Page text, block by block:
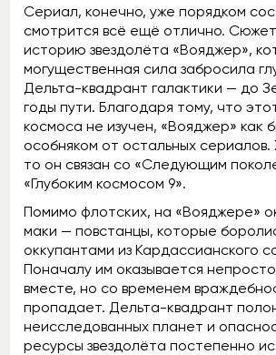
Сериал, конечно, уже порядком
смотрится всё ещё отлично.
историю звездолёта «Вояджер»,
могущественная сила забросила
Дельта-квадрант галактики — до
годы пути. Благодаря тому, что
космоса не изучен, «Вояджер» как
особняком от остальных
то он связан со «Следующим
«Глубоким космосом 9».
Помимо флотских, на «Вояджере»
маки — повстанцы, которые
оккупантами из Кардассианского
Поначалу им оказывается
вместе, но со временем
пропадает. Дельта-квадрант
неисследованных планет и
ресурсы звездолёта постепенно